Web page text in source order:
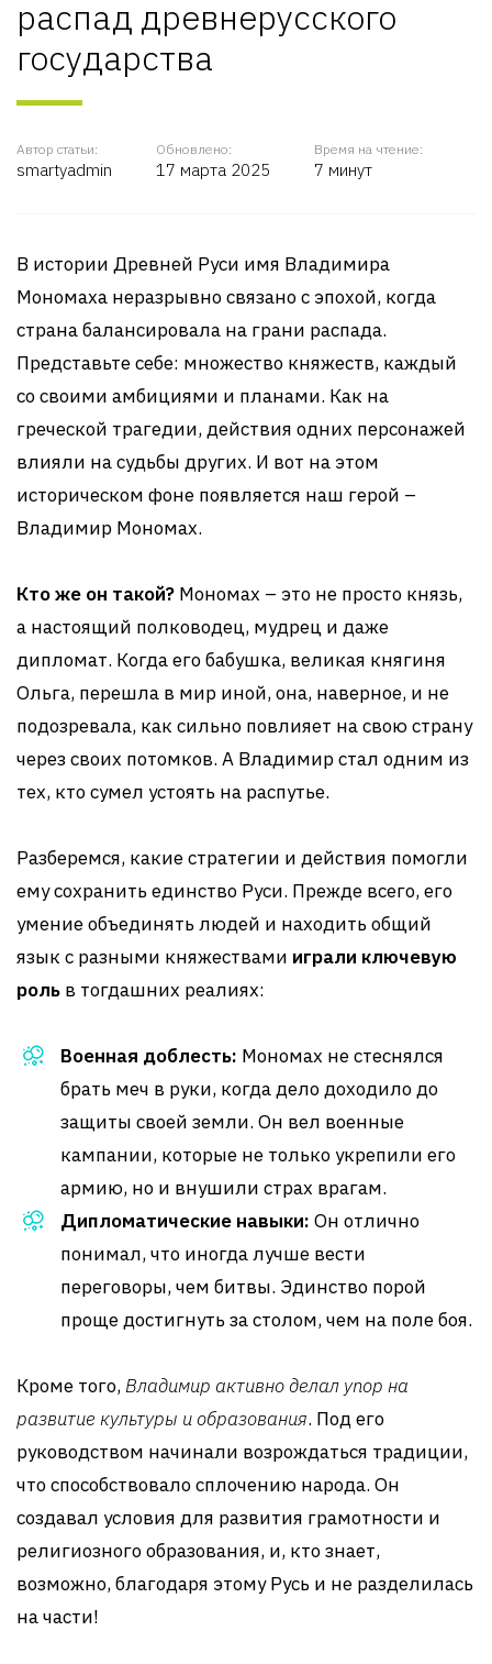
распад древнерусского
государства
Автор статьи:
smartyadmin
Обновлено:
17 марта 2025
Время на чтение:
7 минут
В истории Древней Руси имя Владимира
Мономаха неразрывно связано с эпохой, когда
страна балансировала на грани распада.
Представьте себе: множество княжеств, каждый
со своими амбициями и планами. Как на
греческой трагедии, действия одних персонажей
влияли на судьбы других. И вот на этом
историческом фоне появляется наш герой –
Владимир Мономах.
Кто же он такой? Мономах – это не просто князь,
а настоящий полководец, мудрец и даже
дипломат. Когда его бабушка, великая княгиня
Ольга, перешла в мир иной, она, наверное, и не
подозревала, как сильно повлияет на свою страну
через своих потомков. А Владимир стал одним из
тех, кто сумел устоять на распутье.
Разберемся, какие стратегии и действия помогли
ему сохранить единство Руси. Прежде всего, его
умение объединять людей и находить общий
язык с разными княжествами играли ключевую
роль в тогдашних реалиях:
Военная доблесть: Мономах не стеснялся
брать меч в руки, когда дело доходило до
защиты своей земли. Он вел военные
кампании, которые не только укрепили его
армию, но и внушили страх врагам.
Дипломатические навыки: Он отлично
понимал, что иногда лучше вести
переговоры, чем битвы. Эдинство порой
проще достигнуть за столом, чем на поле боя.
Кроме того,Владимир активно делал упор на
развитие культуры и образования. Под его
руководством начинали возрождаться традиции,
что способствовало сплочению народа. Он
создавал условия для развития грамотности и
религиозного образования, и, кто знает,
возможно, благодаря этому Русь и не разделилась
на части!